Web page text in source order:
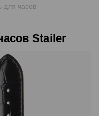
для часов
Stailer